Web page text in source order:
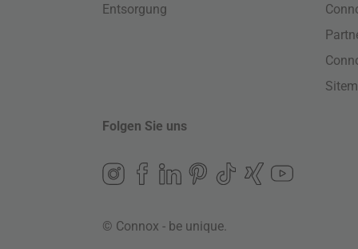
Entsorgung
Folgen Sie uns
© Connox - be unique.